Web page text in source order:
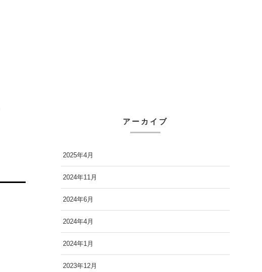
アーカイブ
2025年4月
2024年11月
2024年6月
2024年4月
2024年1月
2023年12月